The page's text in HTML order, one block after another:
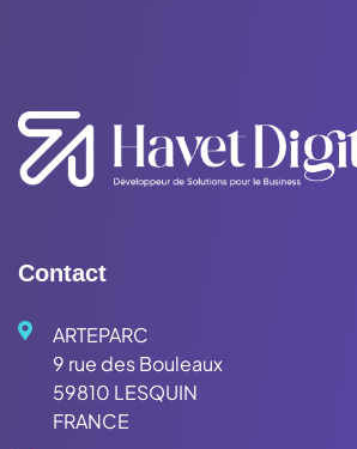
Contact
ARTEPARC
9 rue des Bouleaux
59810 LESQUIN
FRANCE